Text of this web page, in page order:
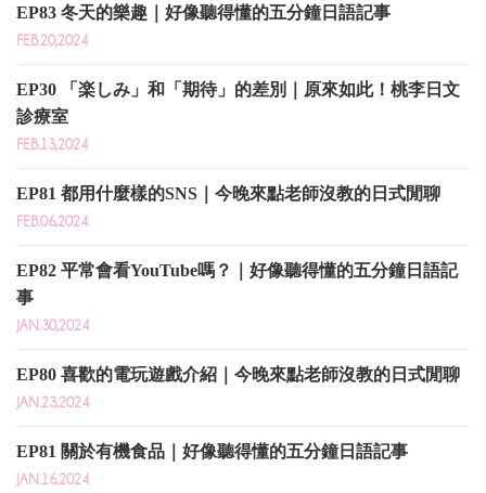
EP83 冬天的樂趣｜好像聽得懂的五分鐘日語記事
FEB.20,2024
EP30 「楽しみ」和「期待」的差別｜原來如此！桃李日文
診療室
FEB.13,2024
EP81 都用什麼樣的SNS｜今晚來點老師沒教的日式閒聊
FEB.06,2024
EP82 平常會看YouTube嗎？｜好像聽得懂的五分鐘日語記
事
JAN.30,2024
EP80 喜歡的電玩遊戲介紹｜今晚來點老師沒教的日式閒聊
JAN.23,2024
EP81 關於有機食品｜好像聽得懂的五分鐘日語記事
JAN.16,2024